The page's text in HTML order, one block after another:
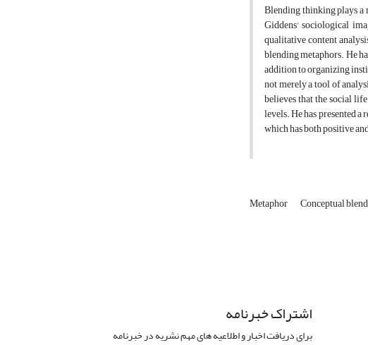
Blending thinking plays a
Giddens' sociological
qualitative content
blending metaphors. He
addition to organizing
not merely a tool of
believes that the social
levels. He has presented
which has both positive
Metaphor Conceptual
اشتراک خبرنامه
برای دریافت اخبار و اطلاعیه های مهم نشریه در خبرنامه